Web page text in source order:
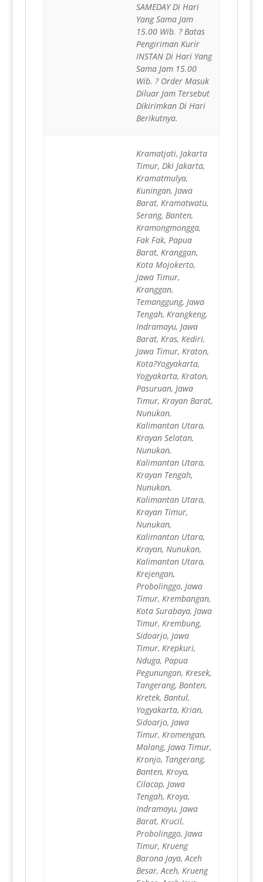
SAMEDAY Di Hari
Yang Sama Jam
15.00 Wib. ? Batas
Pengiriman Kurir
INSTAN Di Hari Yang
Sama Jam 15.00
Wib. ? Order Masuk
Diluar Jam Tersebut
Dikirimkan Di Hari
Berikutnya.
Kramatjati, Jakarta
Timur, Dki Jakarta,
Kramatmulya,
Kuningan, Jawa
Barat, Kramatwatu,
Serang, Banten,
Kramongmongga,
Fak Fak, Papua
Barat, Kranggan,
Kota Mojokerto,
Jawa Timur,
Kranggan,
Temanggung, Jawa
Tengah, Krangkeng,
Indramayu, Jawa
Barat, Kras, Kediri,
Jawa Timur, Kraton,
Kota?Yogyakarta,
Yogyakarta, Kraton,
Pasuruan, Jawa
Timur, Krayan Barat,
Nunukan,
Kalimantan Utara,
Krayan Selatan,
Nunukan,
Kalimantan Utara,
Krayan Tengah,
Nunukan,
Kalimantan Utara,
Krayan Timur,
Nunukan,
Kalimantan Utara,
Krayan, Nunukan,
Kalimantan Utara,
Krejengan,
Probolinggo, Jawa
Timur, Krembangan,
Kota Surabaya, Jawa
Timur, Krembung,
Sidoarjo, Jawa
Timur, Krepkuri,
Nduga, Papua
Pegunungan, Kresek,
Tangerang, Banten,
Kretek, Bantul,
Yogyakarta, Krian,
Sidoarjo, Jawa
Timur, Kromengan,
Malang, Jawa Timur,
Kronjo, Tangerang,
Banten, Kroya,
Cilacap, Jawa
Tengah, Kroya,
Indramayu, Jawa
Barat, Krucil,
Probolinggo, Jawa
Timur, Krueng
Barona Jaya, Aceh
Besar, Aceh, Krueng